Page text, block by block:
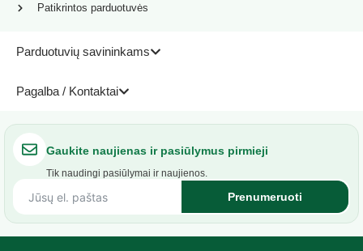
Parduotuvių savininkams
Pagalba / Kontaktai
Patikrintos parduotuvės
Gaukite naujienas ir pasiūlymus pirmieji
Tik naudingi pasiūlymai ir naujienos.
Prenumeruoti